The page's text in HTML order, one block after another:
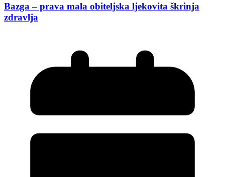
Bazga – prava mala obiteljska ljekovita škrinja
zdravlja